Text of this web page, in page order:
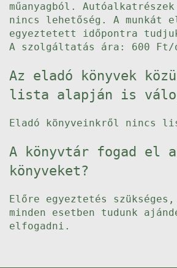
műanyagból.
nincs lehetőség. A munkát
egyeztetett időpontra
A szolgáltatás ára: 600 Ft/
Az eladó könyvek
lista alapján is
Eladó könyveinkről nincs
A könyvtár fogad el
könyveket?
Előre egyeztetés szükséges,
minden esetben tudunk
elfogadni.